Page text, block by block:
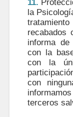
11.
la
recabados
informa
con la
con la
con
terceros